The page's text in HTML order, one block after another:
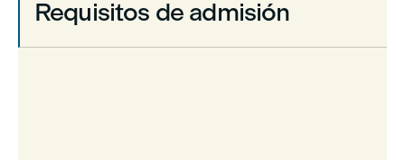
Requisitos de admisión